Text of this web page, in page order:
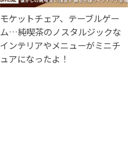
モケットチェア、テーブルゲー
ム…純喫茶のノスタルジックな
インテリアやメニューがミニチ
ュアになったよ！